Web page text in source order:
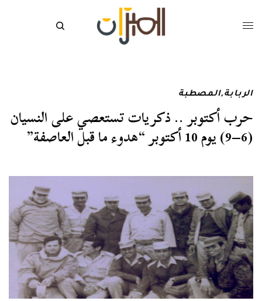
الربابة,المصطبة
حرب أكتوبر .. ذكريات تستعصي على النسيان
(6–9) يوم 10 أكتوبر “هدوء ما قبل العاصفة”